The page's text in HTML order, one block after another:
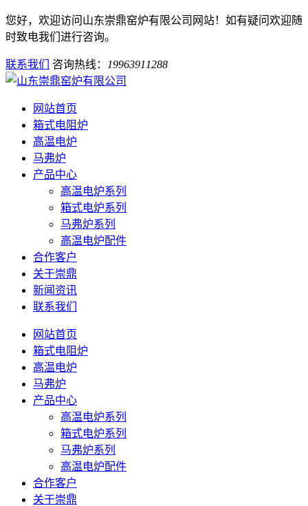
您好，欢迎访问山东崇鼎窑炉有限公司网站！如有疑问欢迎随
时致电我们进行咨询。
联系我们 咨询热线： 19963911288
网站首页
箱式电阻炉
高温电炉
马弗炉
产品中心
高温电炉系列
箱式电炉系列
马弗炉系列
高温电炉配件
合作客户
关于崇鼎
新闻资讯
联系我们
网站首页
箱式电阻炉
高温电炉
马弗炉
产品中心
高温电炉系列
箱式电炉系列
马弗炉系列
高温电炉配件
合作客户
关于崇鼎